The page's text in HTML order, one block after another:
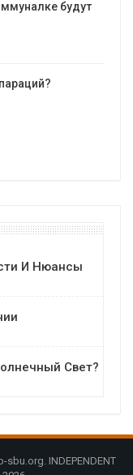
будут
И Нюансы
Свет?
INDEPENDENT